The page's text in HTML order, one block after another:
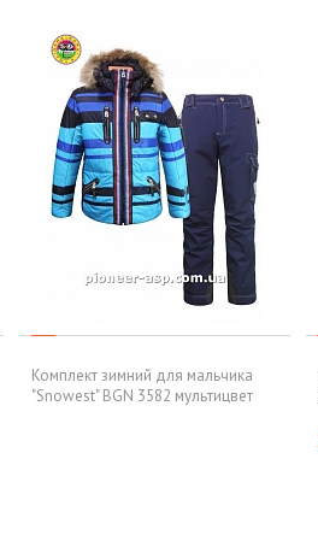
Комплект зимний для мальчика
"Snowest" BGN 3582 мультицвет